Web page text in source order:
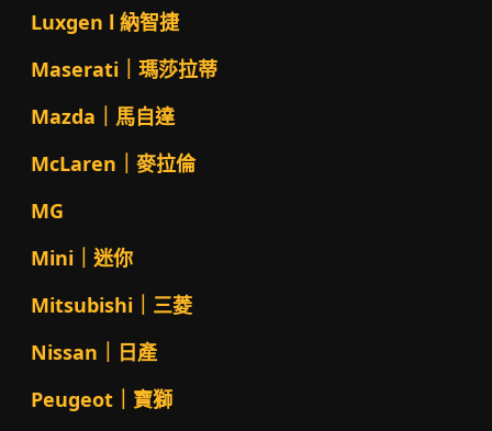
Luxgen l 納智捷
Maserati｜瑪莎拉蒂
Mazda｜馬自達
McLaren｜麥拉倫
MG
Mini｜迷你
Mitsubishi｜三菱
Nissan｜日產
Peugeot｜寶獅